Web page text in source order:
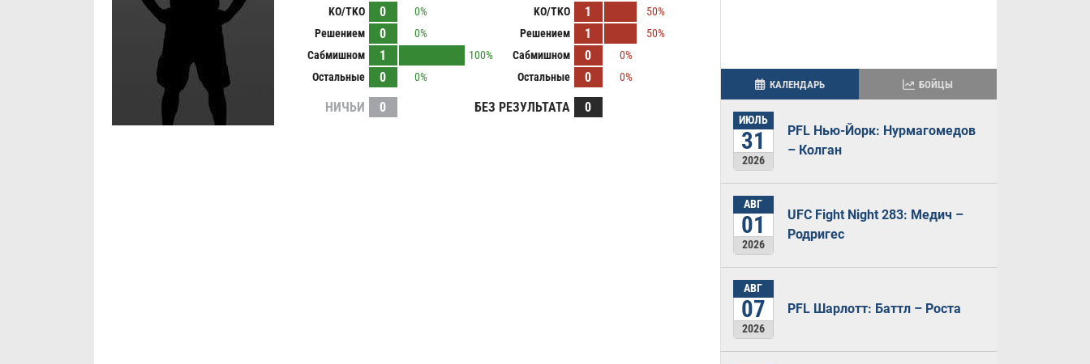
KO/TKO 0
0%
Решением
0
0%
Сабмишном
1
100%
Остальные
0 0%
KO/TKO 1
50%
Решением
1
50%
Сабмишном
0
0%
Остальные
0 0%
НИЧЬИ 0 БЕЗ РЕЗУЛЬТАТА 0
КАЛЕНДАРЬ БОЙЦЫ
ИЮЛЬ
31
2026
PFL Нью-Йорк: Нурмагомедов
– Колган
АВГ
01
2026
UFC Fight Night 283: Медич –
Родригес
АВГ
07
2026
PFL Шарлотт: Баттл – Роста